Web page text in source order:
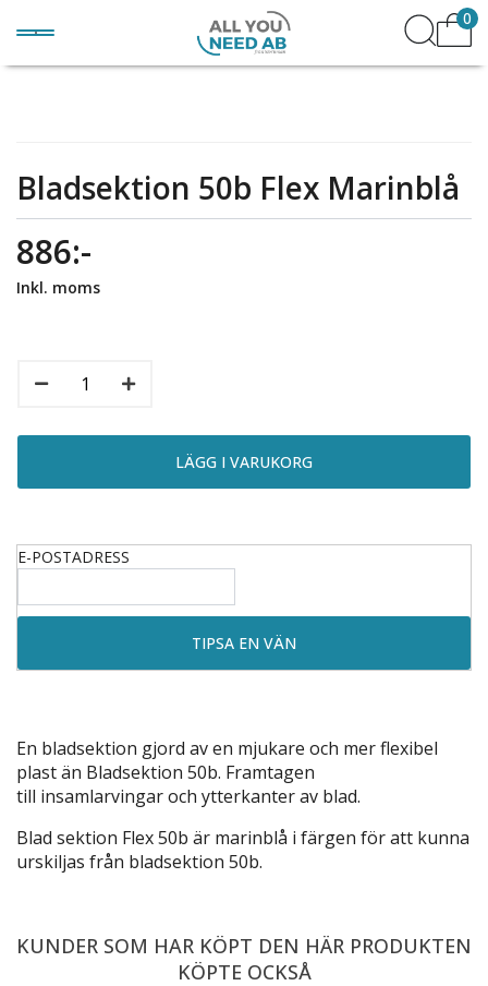
0
Bladsektion 50b Flex Marinblå
886:-
Inkl. moms
E-POSTADRESS
En bladsektion gjord av en mjukare och mer flexibel
plast än Bladsektion 50b. Framtagen
till insamlarvingaroch ytterkanter av blad.
Blad sektion Flex 50b är marinblå i färgen för att kunna
urskiljas från bladsektion 50b.
KUNDER SOM HAR KÖPT DEN HÄR PRODUKTEN
KÖPTE OCKSÅ